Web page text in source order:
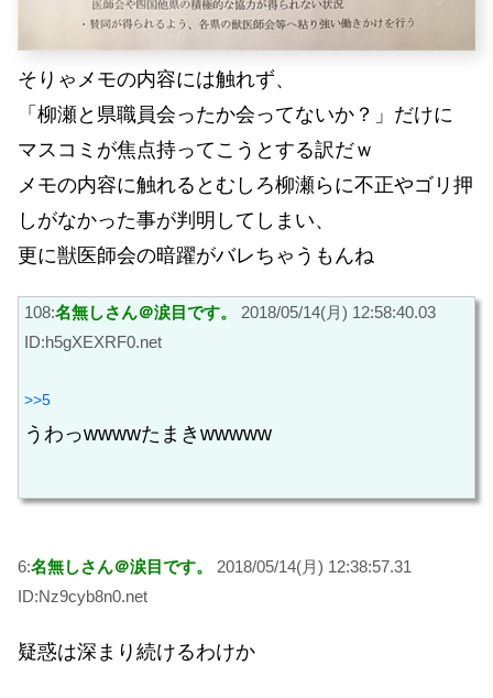
そりゃメモの内容には触れず、
「柳瀬と県職員会ったか会ってないか？」だけに
マスコミが焦点持ってこうとする訳だｗ
メモの内容に触れるとむしろ柳瀬らに不正やゴリ押
しがなかった事が判明してしまい、
更に獣医師会の暗躍がバレちゃうもんね
108:名無しさん＠涙目です。
2018/05/14(月) 12:58:40.03
ID:h5gXEXRF0.net
>>5
うわっwwwwたまきwwwww
6:名無しさん＠涙目です。
2018/05/14(月) 12:38:57.31
ID:Nz9cyb8n0.net
疑惑は深まり続けるわけか